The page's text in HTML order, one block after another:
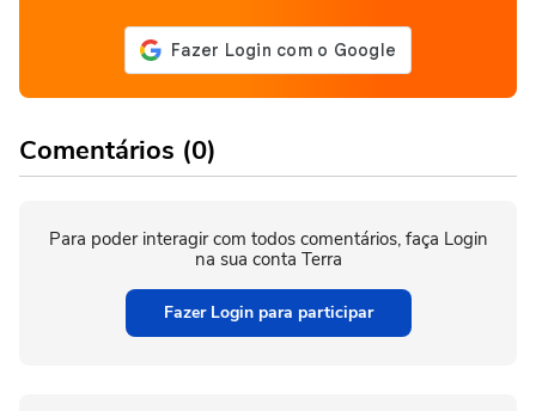
Comentários (0)
Para poder interagir com todos comentários, faça Login
na sua conta Terra
Fazer Login para participar